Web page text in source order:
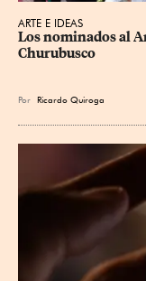
ARTE E IDEAS
Los nominados al
Churubusco
Por Ricardo Quiroga